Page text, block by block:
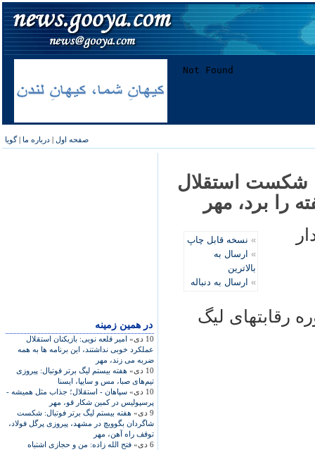
صفحه اول | درباره ما |گویا
در همين زمينه
10 دی»
امير قلعه نويی: بازيکنان استقلال
عملکرد خوبی نداشتند، اين برنامه ها به همه
ضربه می زند، مهر
10 دی»
هفته‌ بيستم ليگ برتر فوتبال: پيروزی
تيم‌های صبا، مس و سايپا، ايسنا
10 دی»
سپاهان - استقلال؛ جذاب مثل همیشه -
پرسپولیس در کمین شکار قو، مهر
9 دی»
هفته بيستم ليگ برتر فوتبال: شکست
شاگردان بگوويچ در مشهد، پيروزی پرگل فولاد،
توقف راه آهن، مهر
6 دی»
فتح الله زاده: من و حجازی اشتباه
شکست استقلال
را برد، مهر
» نسخه قابل چاپ
» ارسال به
بالاترین
» ارسال به دنباله
رقابتهای ليگ